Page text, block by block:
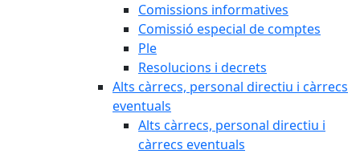
Comissions informatives
Comissió especial de comptes
Ple
Resolucions i decrets
Alts càrrecs, personal directiu i càrrecs
eventuals
Alts càrrecs, personal directiu i
càrrecs eventuals